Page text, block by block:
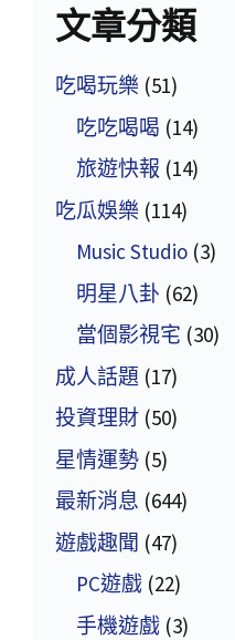
文章分類
吃喝玩樂 (51)
吃吃喝喝 (14)
旅遊快報 (14)
吃瓜娛樂 (114)
Music Studio (3)
明星八卦 (62)
當個影視宅 (30)
成人話題 (17)
投資理財 (50)
星情運勢 (5)
最新消息 (644)
遊戲趣聞 (47)
PC遊戲 (22)
手機遊戲 (3)